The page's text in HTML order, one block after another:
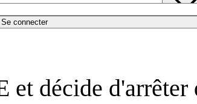
Se connecter
et décide